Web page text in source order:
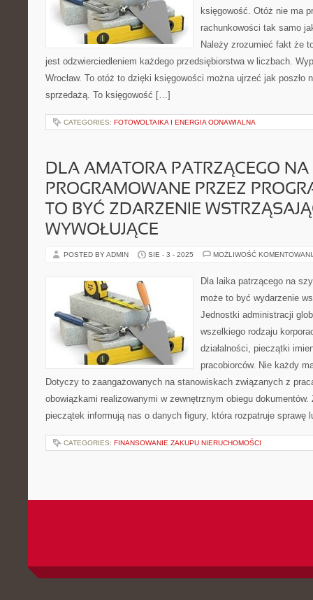
księgowość. Otóż nie ma
rachunkowości tak samo
Należy zrozumieć fakt że
jest odzwierciedleniem każdego przedsiębiorstwa w liczbach.
Wrocław. To otóż to dzięki księgowości można ujrzeć jak poszło
sprzedażą. To księgowość […]
CATEGORIES: FOTOWOLTAIKA I ENERGIA ODNAWIALNA
DLA AMATORA PATRZĄCEGO NA
PROGRAMOWANE PRZEZ
TO BYĆ ZDARZENIE
WYWOŁUJĄCE
POSTED BY ADMIN SIE - 3 - 2025 MOŻLIWOŚĆ
Dla laika patrzącego na
może to być wydarzenie
Jednostki administracji
wszelkiego rodzaju
działalności, pieczątki
pracobiorców. Nie każdy
Dotyczy to zaangażowanych na stanowiskach związanych z
obowiązkami realizowanymi w zewnętrznym obiegu dokumentów.
pieczątek informują nas o danych figury, która rozpatruje
CATEGORIES: FINANSOWANIE ZAKUPU NIERUCHOMOŚCI